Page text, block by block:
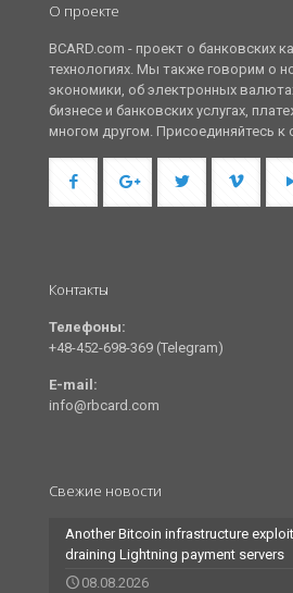
О проекте
BCARD.com - проект о банковских
технологиях. Мы также говорим о
экономики, об электронных
бизнесе и банковских услугах,
многом другом. Присоединяйтесь
Контакты
Телефоны:
+48-452-698-369 (Telegram)
E-mail:
info@rbcard.com
Свежие новости
Another Bitcoin infrastructure
draining Lightning payment servers
08.08.2026